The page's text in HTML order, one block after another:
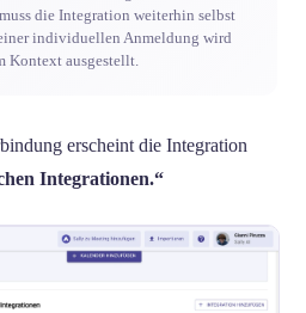
die Integration weiterhin selbst
individuellen Anmeldung wird
Kontext ausgestellt.
erscheint die Integration
Integrationen.“